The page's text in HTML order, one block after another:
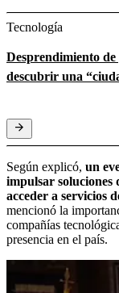
Tecnología
Desprendimiento
descubrir una
Según explicó, un
impulsar soluciones
acceder a servicios
mencionó la
compañías
presencia en el país.